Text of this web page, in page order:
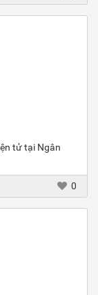
tử tại Ngân
0